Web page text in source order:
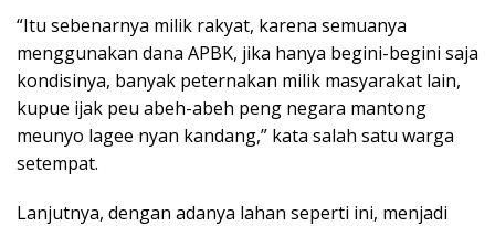
“Itu sebenarnya milik rakyat, karena semuanya
menggunakan dana APBK, jika hanya begini-begini saja
kondisinya, banyak peternakan milik masyarakat lain,
kupue ijak peu abeh-abeh peng negara mantong
meunyo lagee nyan kandang,” kata salah satu warga
setempat.
Lanjutnya, dengan adanya lahan seperti ini, menjadi